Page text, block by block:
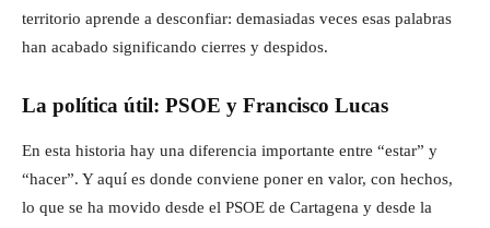
territorio aprende a desconfiar: demasiadas veces esas palabras
han acabado significando cierres y despidos.
La política útil: PSOE y Francisco Lucas
En esta historia hay una diferencia importante entre “estar” y
“hacer”. Y aquí es donde conviene poner en valor, con hechos,
lo que se ha movido desde el PSOE de Cartagena y desde la